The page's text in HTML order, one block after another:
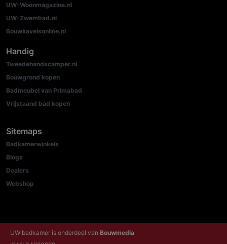
UW-Woonmagazine.nl
UW-Zwembad.nl
Bouwkavelsonline.nl
Handig
Tweedehandscamper.nl
Bouwgrond kopen
Badmeubel van Primabad
Vrijstaand bad kopen
Sitemaps
Badkamerwinkels
Blogs
Dealers
Webshop
UW badkamer is onderdeel van Bouwmedia